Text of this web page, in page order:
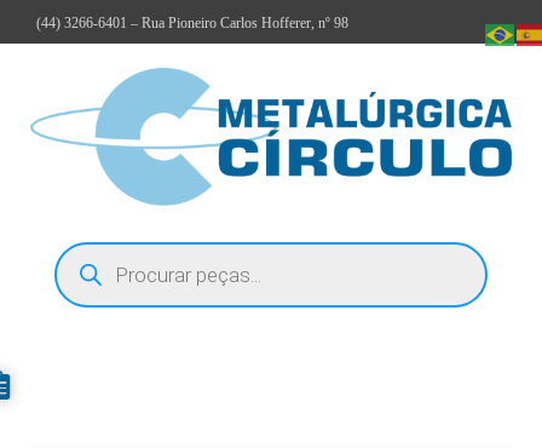
(44) 3266-6401 – Rua Pioneiro Carlos Hofferer, nº 98